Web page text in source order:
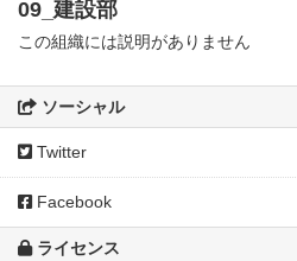
09_建設部
この組織には説明がありません
ソーシャル
Twitter
Facebook
ライセンス